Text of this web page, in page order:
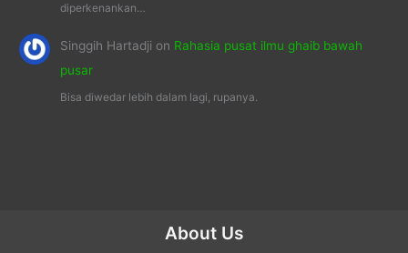
diperkenankan…
Singgih Hartadjion Rahasia pusat ilmu ghaib bawah
pusar
Bisa diwedar lebih dalam lagi, rupanya.
About Us